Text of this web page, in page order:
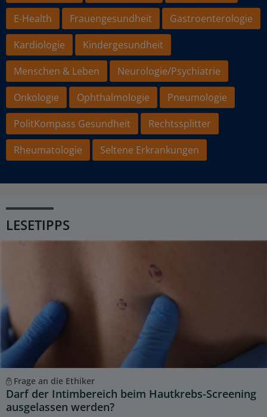
E-Health
Frauengesundheit
Gastroenterologie
Kardiologie
Kindergesundheit
Menschen & Leben
Neurologie/Psychiatrie
Onkologie
Ophthalmologie
Pneumologie
PolitKompass Gesundheit
Rechtssplitter
Rheumatologie
Seltene Erkrankungen
LESETIPPS
Frage an die Ethiker
Darf der Intimbereich beim Hautkrebs-Screening
ausgelassen werden?